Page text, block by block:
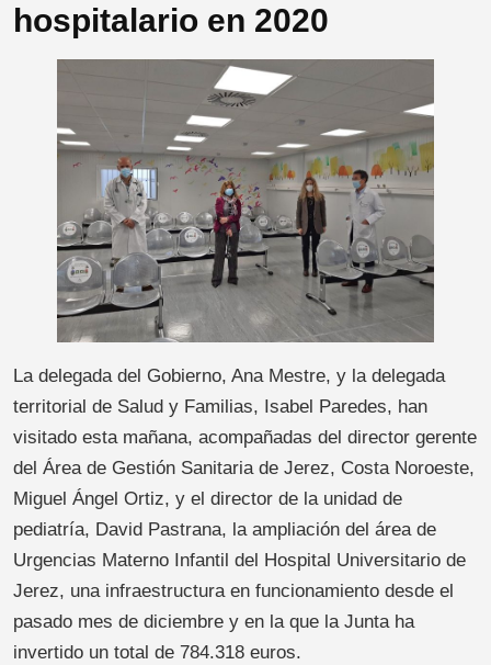
hospitalario en 2020
La delegada del Gobierno, Ana Mestre, y la delegada
territorial de Salud y Familias, Isabel Paredes, han
visitado esta mañana, acompañadas del director gerente
del Área de Gestión Sanitaria de Jerez, Costa Noroeste,
Miguel Ángel Ortiz, y el director de la unidad de
pediatría, David Pastrana, la ampliación del área de
Urgencias Materno Infantil del Hospital Universitario de
Jerez, una infraestructura en funcionamiento desde el
pasado mes de diciembre y en la que la Junta ha
invertido un total de 784.318 euros.